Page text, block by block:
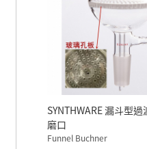
SYNTHWARE 漏斗型
磨口
Funnel Buchner